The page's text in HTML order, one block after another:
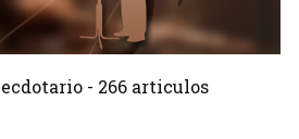
Crear 266 Articulos
- 266 articulos